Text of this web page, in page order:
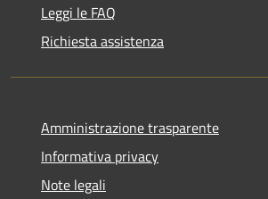
Leggi le FAQ
Richiesta assistenza
Amministrazione trasparente
Informativa privacy
Note legali